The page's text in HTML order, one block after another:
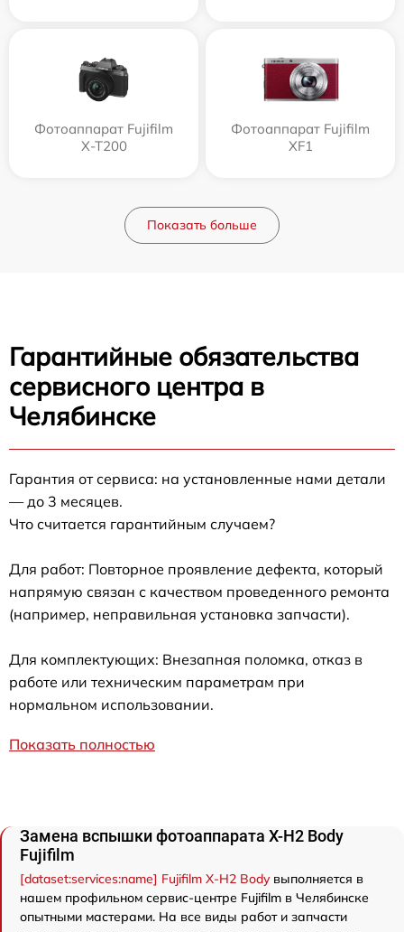
Фотоаппарат Fujifilm
X-T200
Фотоаппарат Fujifilm
XF1
Показать больше
Гарантийные обязательства
сервисного центра в
Челябинске
Гарантия от сервиса: на установленные нами детали
— до 3 месяцев.
Что считается гарантийным случаем?
Для работ: Повторное проявление дефекта, который
напрямую связан с качеством проведенного ремонта
(например, неправильная установка запчасти).
Для комплектующих: Внезапная поломка, отказ в
работе или техническим параметрам при
нормальном использовании.
Показать полностью
Замена вспышки фотоаппарата X-H2 Body
Fujifilm
[dataset:services:name] Fujifilm X-H2 Bodyвыполняется в
нашем профильном сервис-центре Fujifilm в Челябинске
опытными мастерами. На все виды работ и запчасти